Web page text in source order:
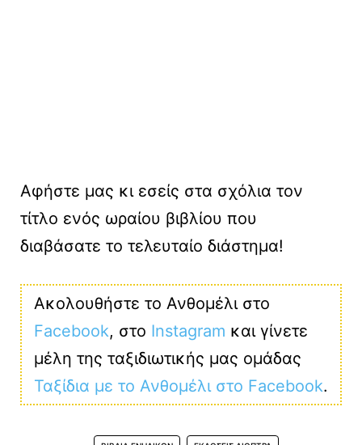
Αφήστε μας κι εσείς στα σχόλια τον
τίτλο ενός ωραίου βιβλίου που
διαβάσατε το τελευταίο διάστημα!
Ακολουθήστε το Ανθομέλι στο
Facebook, στο Instagram και γίνετε
μέλη της ταξιδιωτικής μας ομάδας
Ταξίδια με το Ανθομέλι στο Facebook.